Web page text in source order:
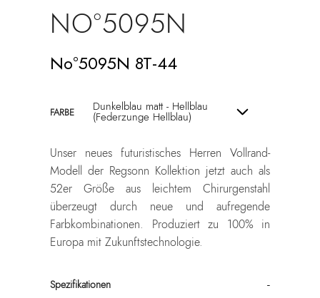
NO°5095N
No°5095N 8T-44
FARBE Dunkelblau matt - Hellblau
(Federzunge Hellblau)
Unser neues futuristisches Herren Vollrand-
Modell der Regsonn Kollektion jetzt auch als
52er Größe aus leichtem Chirurgenstahl
überzeugt durch neue und aufregende
Farbkombinationen. Produziert zu 100% in
Europa mit Zukunftstechnologie.
Spezifikationen